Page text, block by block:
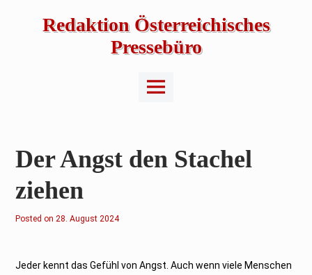
Redaktion Österreichisches
Pressebüro
Main
Menu
Der Angst den Stachel
ziehen
Posted on2
g
28. August 2024
Jeder kennt das Gefühl von Angst. Auch wenn viele Menschen